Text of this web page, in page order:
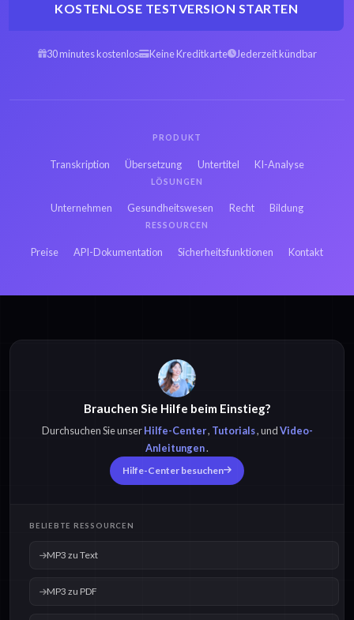
KOSTENLOSE TESTVERSION STARTEN
30 minutes kostenlos Keine Kreditkarte Jederzeit kündbar
PRODUKT
Transkription Übersetzung Untertitel KI-Analyse
LÖSUNGEN
Unternehmen Gesundheitswesen Recht Bildung
RESSOURCEN
Preise API-Dokumentation Sicherheitsfunktionen Kontakt
Brauchen Sie Hilfe beim Einstieg?
Durchsuchen Sie unserHilfe-Center, Tutorials, undVideo-
Anleitungen.
Hilfe-Center besuchen
BELIEBTE RESSOURCEN
MP3 zu Text
MP3 zu PDF